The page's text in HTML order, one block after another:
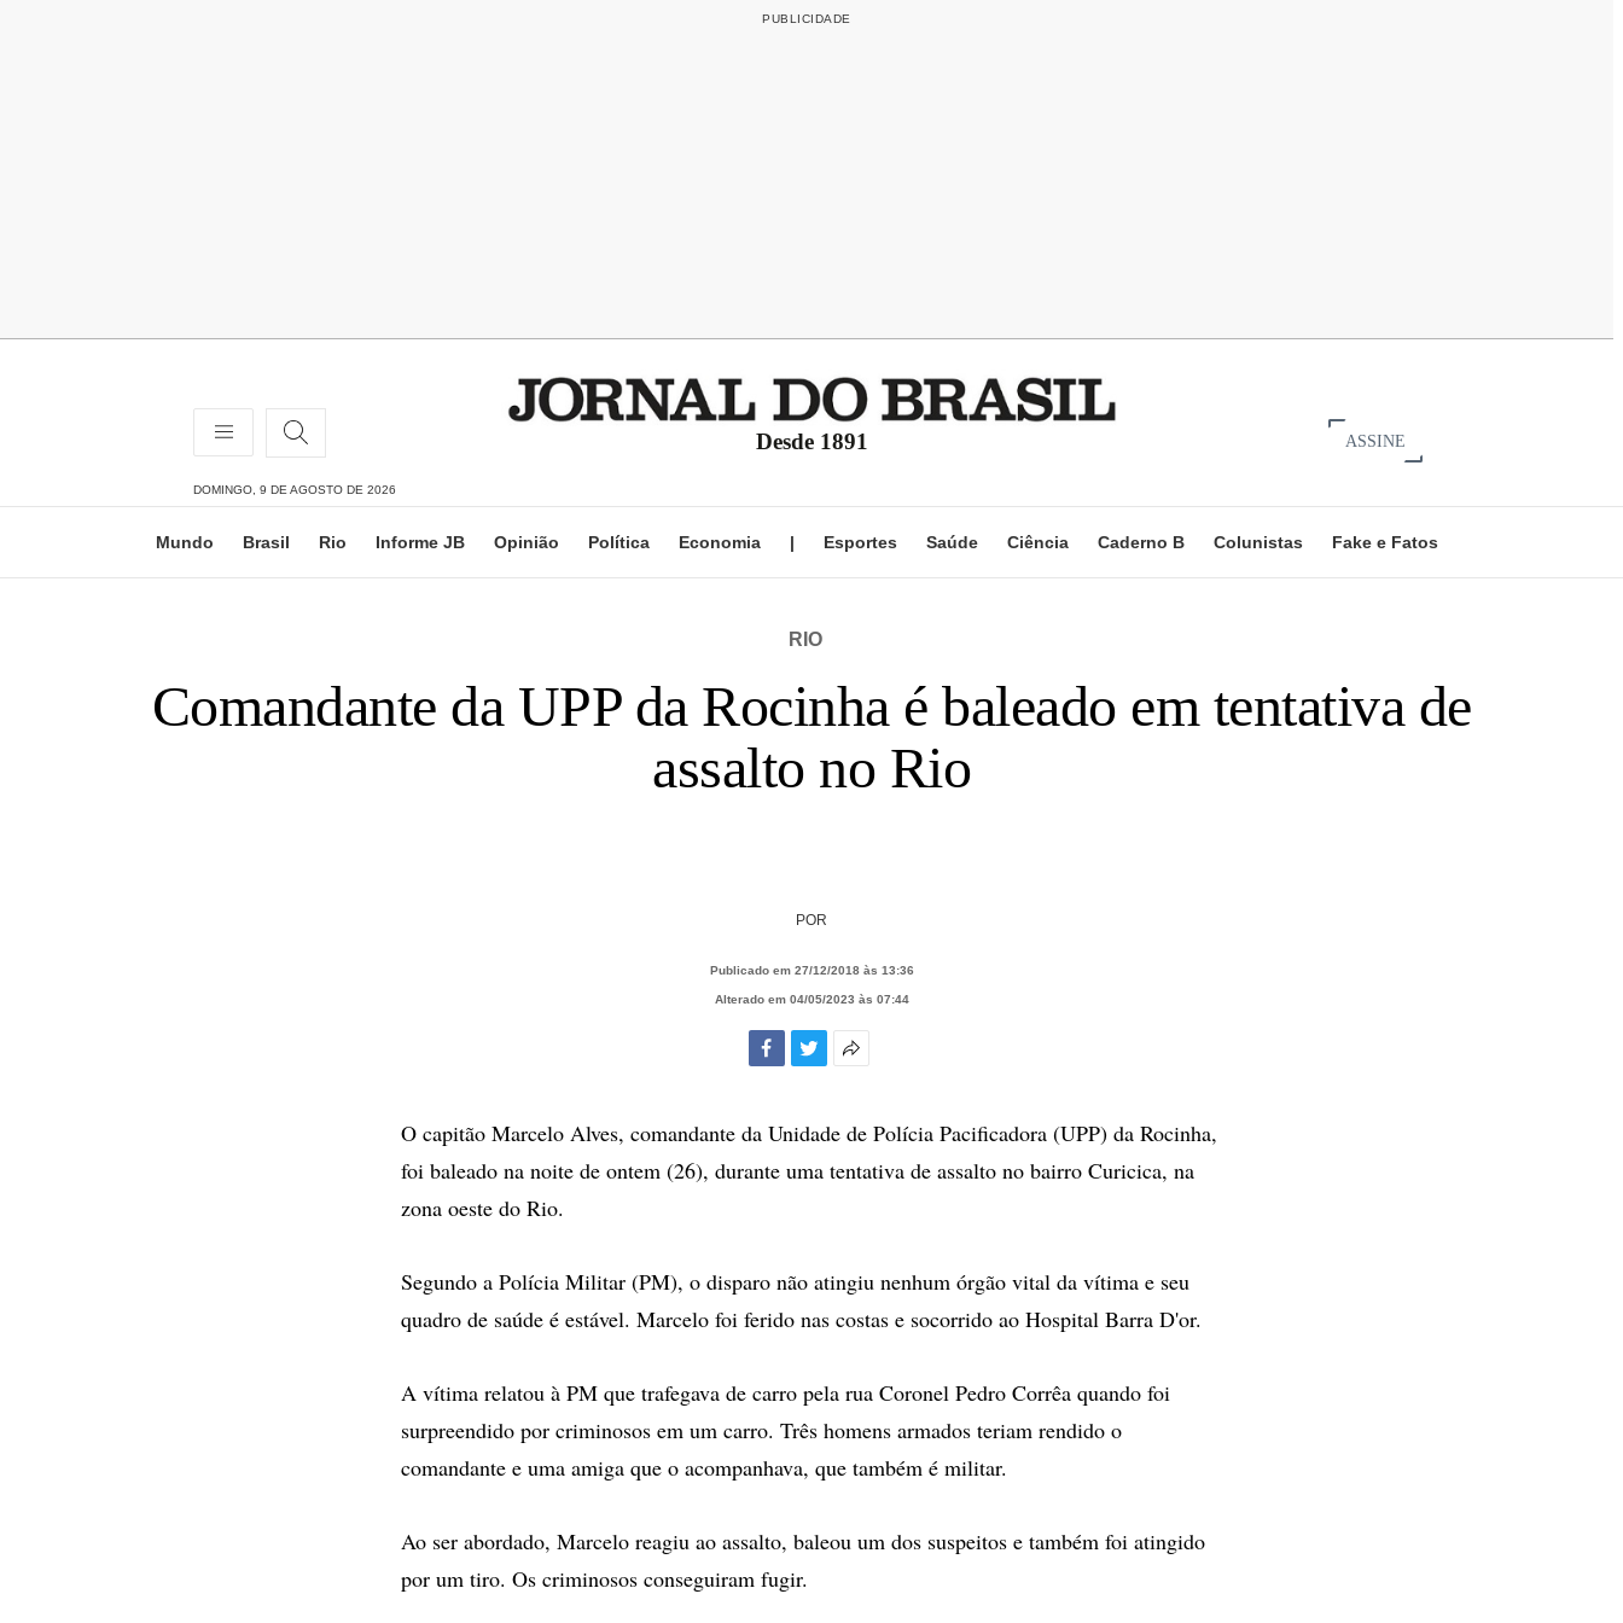
Desde 1891 ASSINE
DOMINGO, 9 DE AGOSTO DE 2026
Mundo Brasil Rio Informe JB Opinião Política Economia | Esportes Saúde Ciência Caderno B Colunistas Fake e Fatos
RIO
Comandante da UPP da Rocinha é baleado em tentativa de
assalto no Rio
POR
Publicado em 27/12/2018 às 13:36
Alterado em 04/05/2023 às 07:44
compartilhamento
O capitão Marcelo Alves, comandante da Unidade de Polícia Pacificadora (UPP) da Rocinha,
foi baleado na noite de ontem (26), durante uma tentativa de assalto no bairro Curicica, na
zona oeste do Rio.
Segundo a Polícia Militar (PM), o disparo não atingiu nenhum órgão vital da vítima e seu
quadro de saúde é estável. Marcelo foi ferido nas costas e socorrido ao Hospital Barra D'or.
A vítima relatou à PM que trafegava de carro pela rua Coronel Pedro Corrêa quando foi
surpreendido por criminosos em um carro. Três homens armados teriam rendido o
comandante e uma amiga que o acompanhava, que também é militar.
Ao ser abordado, Marcelo reagiu ao assalto, baleou um dos suspeitos e também foi atingido
por um tiro. Os criminosos conseguiram fugir.